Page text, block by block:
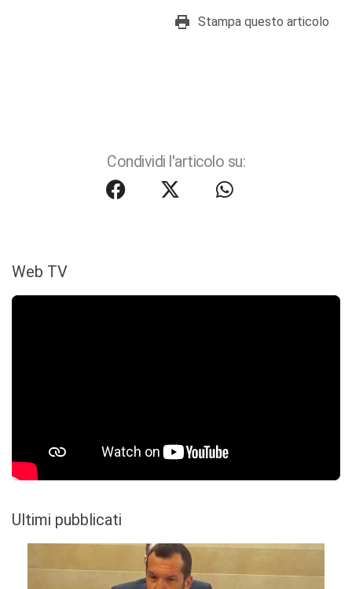
Stampa questo articolo
Condividi l'articolo su:
Web TV
Ultimi pubblicati